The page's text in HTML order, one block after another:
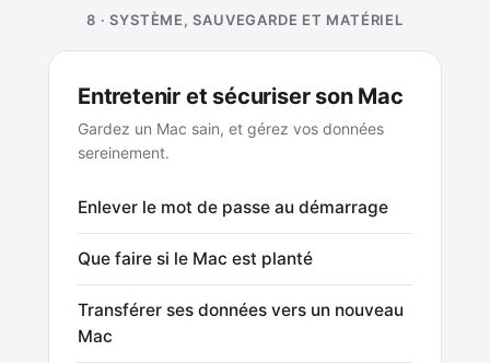
8 · SYSTÈME, SAUVEGARDE ET MATÉRIEL
Entretenir et sécuriser son Mac
Gardez un Mac sain, et gérez vos données
sereinement.
Enlever le mot de passe au démarrage
Que faire si le Mac est planté
Transférer ses données vers un nouveau
Mac